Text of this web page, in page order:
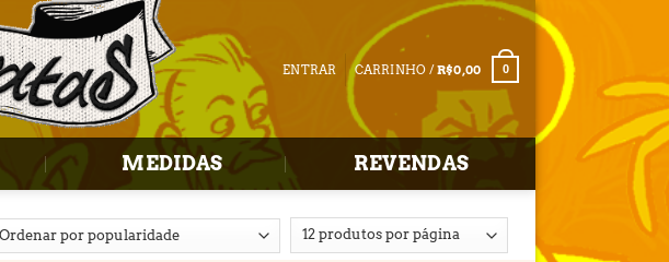
ENTRAR CARRINHO /R$0,00 0
MEDIDAS REVENDAS